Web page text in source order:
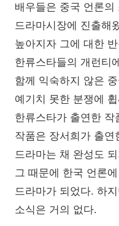
배우들은 중국 언론
드라마시장에 진출해
높아지자 그에 대한
한류스타들의 개런티
함께 익숙하지 않은
예기치 못한 분쟁에
한류스타가 출연한 작
작품은 장서희가 출연
드라마는 채 완성도
그 때문에 한국 언론
드라마가 되었다. 하
소식은 거의 없다.